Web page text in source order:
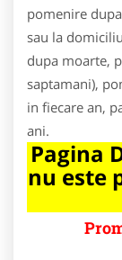
pomenire
sau la
dupa moarte,
saptamani),
in fiecare an,
ani.
Pagina
nu este